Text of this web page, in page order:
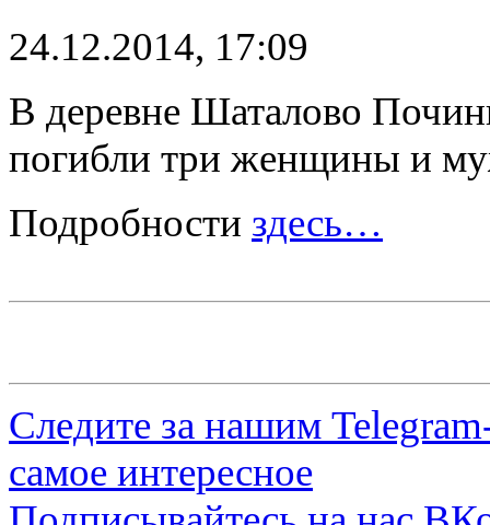
24.12.2014, 17:09
В деревне Шаталово
погибли три женщины и
Подробности здесь…
Следите за нашим
самое интересное